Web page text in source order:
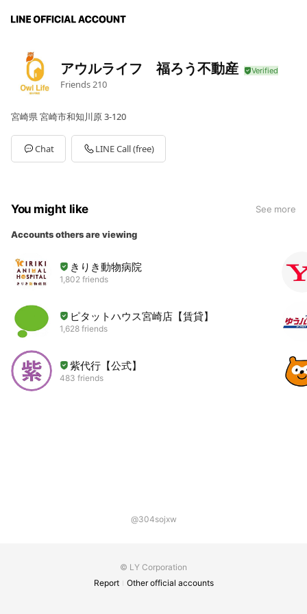
アウルライフ 福ろう不動産
Friends 210
宮崎県 宮崎市和知川原 3-120
Chat LINE Call (free)
You might like See more
Accounts others are viewing
きりき動物病院
1,802 friends
ピタットハウス宮崎店【賃貸】
1,628 friends
紫代行【公式】
483 friends
@304sojxw
© LY Corporation
Report
Other official accounts